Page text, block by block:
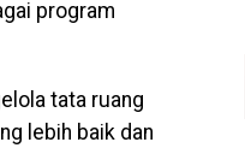
program
tata ruang
lebih baik dan